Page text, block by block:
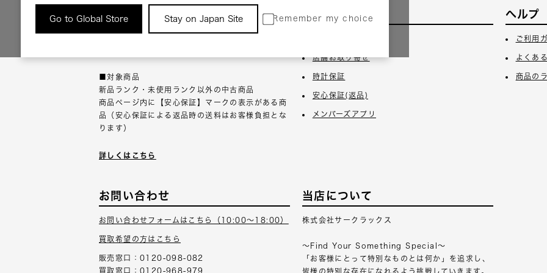
Go to Global Store Stay on Japan Site Remember my choice
返品について
■対象商品
新品ランク・未使用ランク以外の中古商品
商品ページ内に【安心保証】マークの表示がある商
品（安心保証による返品時の送料はお客様負担とな
ります）
詳しくはこちら
サービス
店舗お取り寄せ
時計保証
安心保証(返品)
メンバーズアプリ
ヘルプ
ご利用
よくあ
商品の
お問い合わせ
お問い合わせフォームはこちら（10:00～18:00）
買取希望の方はこちら
販売窓口：0120-098-082
買取窓口：0120-968-979
当店について
株式会社サークラックス
～Find Your Something Special～
「お客様にとって特別なものとは何か」を追求し、
皆様の特別な存在になれるよう挑戦していきます。